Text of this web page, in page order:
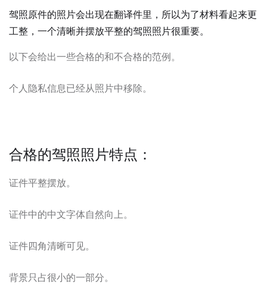
驾照原件的照片会出现在翻译件里，所以为了材料看起来更
工整，一个清晰并摆放平整的驾照照片很重要。
以下会给出一些合格的和不合格的范例。
个人隐私信息已经从照片中移除。
合格的驾照照片特点：
证件平整摆放。
证件中的中文字体自然向上。
证件四角清晰可见。
背景只占很小的一部分。